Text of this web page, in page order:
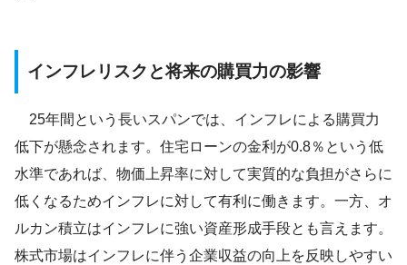
インフレリスクと将来の購買力の影響
25年間という長いスパンでは、インフレによる購買力
低下が懸念されます。住宅ローンの金利が0.8％という低
水準であれば、物価上昇率に対して実質的な負担がさらに
低くなるためインフレに対して有利に働きます。一方、オ
ルカン積立はインフレに強い資産形成手段とも言えます。
株式市場はインフレに伴う企業収益の向上を反映しやすい